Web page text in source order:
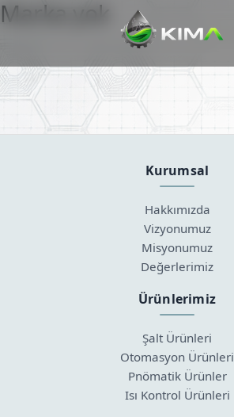
Marka yok
Kurumsal
Hakkımızda
Vizyonumuz
Misyonumuz
Değerlerimiz
Ürünlerimiz
Şalt Ürünleri
Otomasyon Ürünleri
Pnömatik Ürünler
Isı Kontrol Ürünleri